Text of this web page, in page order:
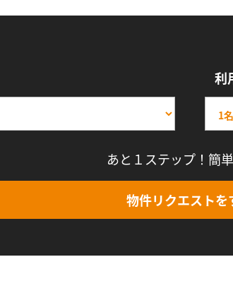
利
あと１ステップ！簡
物件リクエストを